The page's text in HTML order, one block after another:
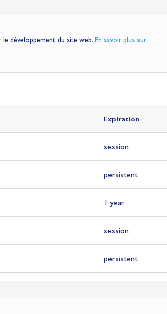
développement du site web. En savoir plus sur
Expiration
session
Expiration
persistent
Expiration
1 year
Expiration
session
Expiration
persistent